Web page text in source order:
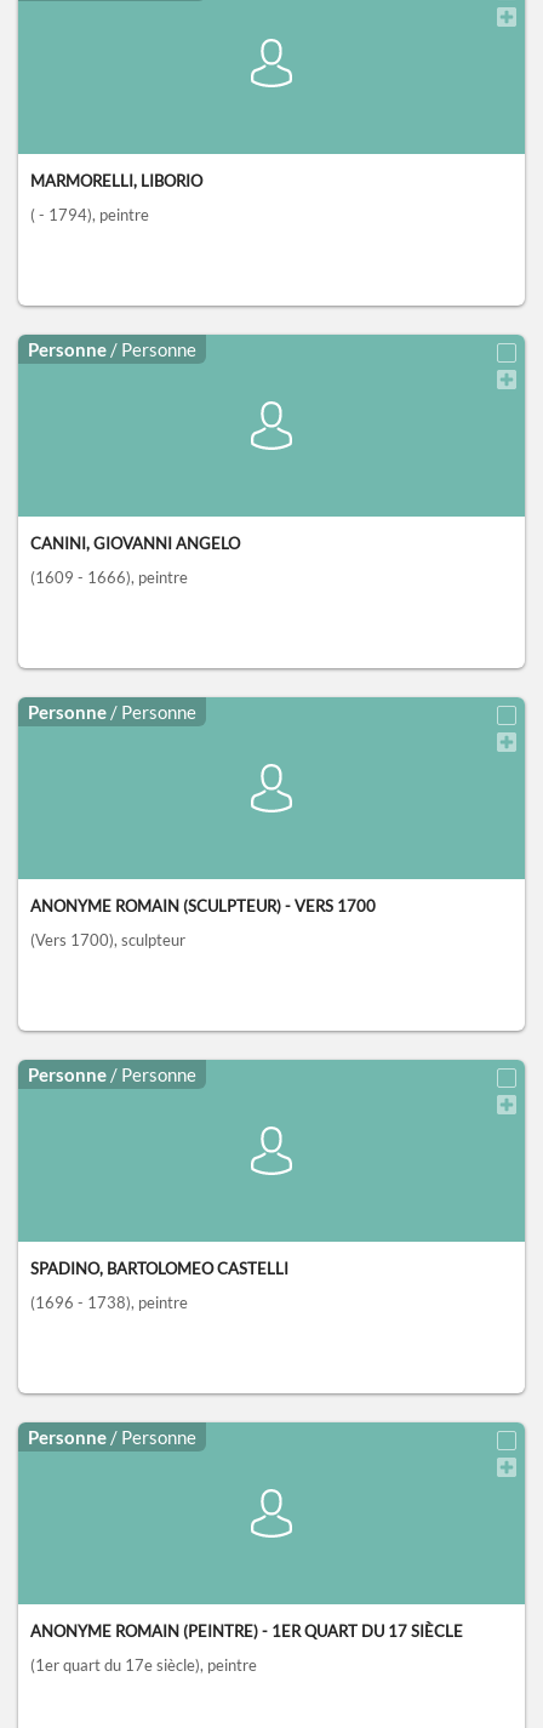
MARMORELLI, LIBORIO
( - 1794), peintre
Personne / Personne
CANINI, GIOVANNI ANGELO
(1609 - 1666), peintre
Personne / Personne
ANONYME ROMAIN (SCULPTEUR) - VERS 1700
(Vers 1700), sculpteur
Personne / Personne
SPADINO, BARTOLOMEO CASTELLI
(1696 - 1738), peintre
Personne / Personne
ANONYME ROMAIN (PEINTRE) - 1ER QUART DU 17 SIÈCLE
(1er quart du 17e siècle), peintre